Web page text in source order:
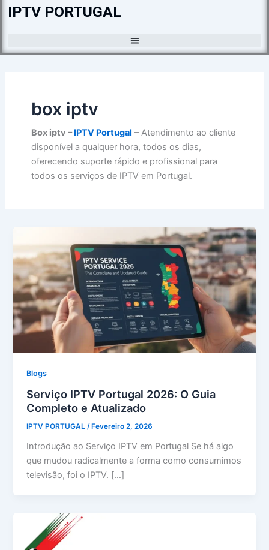
SkipIPTV PORTUGAL
box iptv
Box iptv –IPTV Portugal – Atendimento ao cliente
disponível a qualquer hora, todos os dias,
oferecendo suporte rápido e profissional para
todos os serviços de IPTV em Portugal.
Blogs
Serviço IPTV Portugal 2026: O Guia
Completo e Atualizado
IPTV PORTUGAL/ Fevereiro 2, 2026
Introdução ao Serviço IPTV em Portugal Se há algo
que mudou radicalmente a forma como consumimos
televisão, foi o IPTV. […]